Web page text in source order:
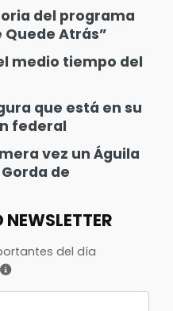
del programa
Quede Atrás”
medio tiempo del
que está en su
federal
vez un Águila
de
NEWSLETTER
del día